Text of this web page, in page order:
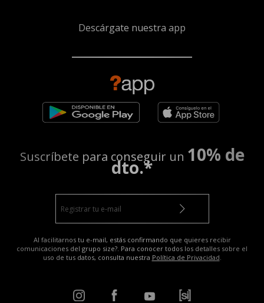
Descárgate nuestra app
Suscríbete para conseguir un 10% de
dto.*
Al facilitarnos tu e-mail, estás confirmando que quieres recibir
comunicaciones del grupo size?. Para conocer todos los detalles sobre el
uso de tus datos, consulta nuestra Política de Privacidad.